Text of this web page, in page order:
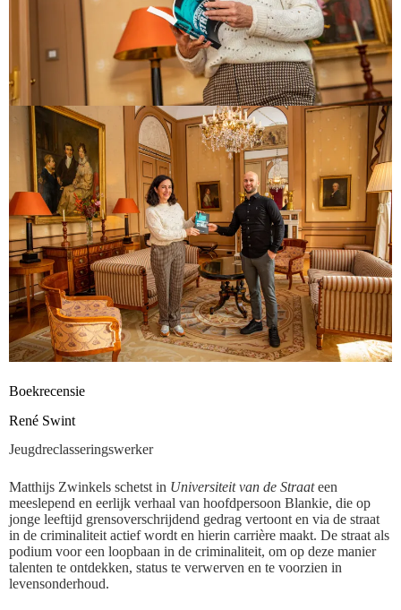
Boekrecensie
René Swint
Jeugdreclasseringswerker
Matthijs Zwinkels schetst in Universiteit van de Straateen
meeslepend en eerlijk verhaal van hoofdpersoon Blankie, die op
jonge leeftijd grensoverschrijdend gedrag vertoont en via de straat
in de criminaliteit actief wordt en hierin carrière maakt. De straat als
podium voor een loopbaan in de criminaliteit, om op deze manier
talenten te ontdekken, status te verwerven en te voorzien in
levensonderhoud.